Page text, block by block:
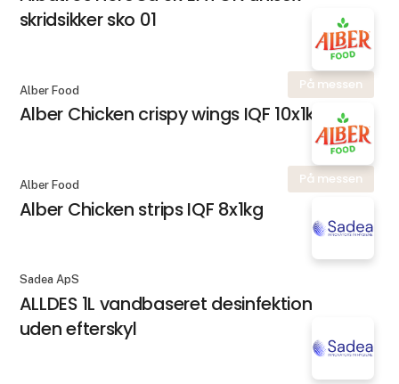
skridsikker sko 01
På messen
Alber Food
Alber Chicken crispy wings IQF 10x1kg
På messen
Alber Food
Alber Chicken strips IQF 8x1kg
Sadea ApS
ALLDES 1L vandbaseret desinfektion
uden efterskyl